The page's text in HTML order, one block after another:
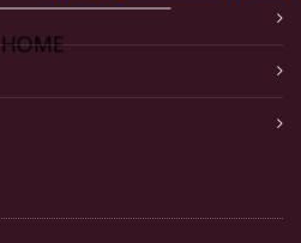
HOME